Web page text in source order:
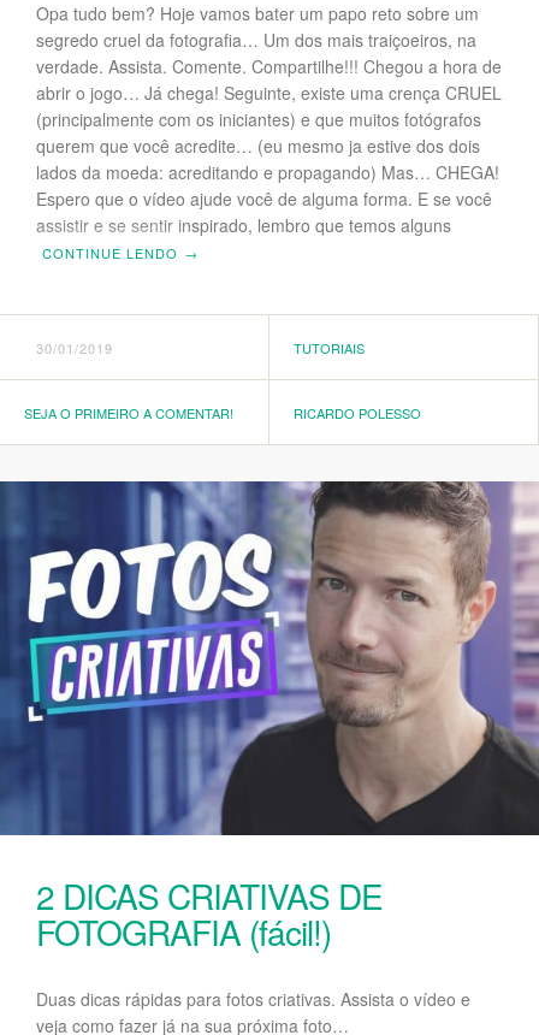
Opa tudo bem? Hoje vamos bater um papo reto sobre um
segredo cruel da fotografia… Um dos mais traiçoeiros, na
verdade. Assista. Comente. Compartilhe!!! Chegou a hora de
abrir o jogo… Já chega! Seguinte, existe uma crença CRUEL
(principalmente com os iniciantes) e que muitos fotógrafos
querem que você acredite… (eu mesmo ja estive dos dois
lados da moeda: acreditando e propagando) Mas… CHEGA!
Espero que o vídeo ajude você de alguma forma. E se você
assistir e se sentir inspirado, lembro que temos alguns
CONTINUE LENDO →
30/01/2019 TUTORIAIS
SEJA O PRIMEIRO A COMENTAR! RICARDO POLESSO
2 DICAS CRIATIVAS DE
FOTOGRAFIA (fácil!)
Duas dicas rápidas para fotos criativas. Assista o vídeo e
veja como fazer já na sua próxima foto…